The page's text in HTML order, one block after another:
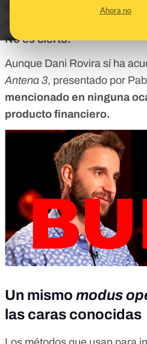
Ahora no
pasar por un artículo de
No es cierto.
Aunque Dani Rovira sí ha
Antena 3, presentado por
mencionado en ninguna
producto financiero.
Un mismo modus
las caras conocidas